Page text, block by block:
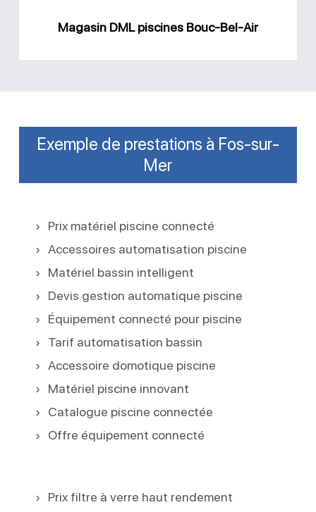
Magasin DML piscines Bouc-Bel-Air
Exemple de prestations à Fos-sur-
Mer
Prix matériel piscine connecté
Accessoires automatisation piscine
Matériel bassin intelligent
Devis gestion automatique piscine
Équipement connecté pour piscine
Tarif automatisation bassin
Accessoire domotique piscine
Matériel piscine innovant
Catalogue piscine connectée
Offre équipement connecté
Prix filtre à verre haut rendement